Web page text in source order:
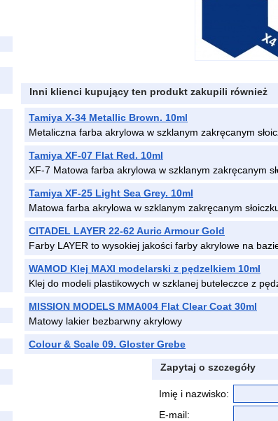
Inni klienci kupujący ten produkt zakupili również
Tamiya X-34 Metallic Brown. 10ml
Metaliczna farba akrylowa w szklanym zakręcanym
Tamiya XF-07 Flat Red. 10ml
XF-7 Matowa farba akrylowa w szklanym zakręcanym
Tamiya XF-25 Light Sea Grey. 10ml
Matowa farba akrylowa w szklanym zakręcanym
CITADEL LAYER 22-62 Auric Armour Gold
Farby LAYER to wysokiej jakości farby akrylowe na
WAMOD Klej MAXI modelarski z pędzelkiem 10ml
Klej do modeli plastikowych w szklanej buteleczce z
MISSION MODELS MMA004 Flat Clear Coat 30ml
Matowy lakier bezbarwny akrylowy
Colour & Scale 09. Gloster Grebe
Zapytaj o szczegóły
Imię i nazwisko:
E-mail: